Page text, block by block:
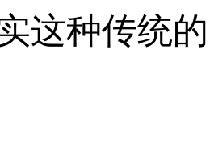
这种传统